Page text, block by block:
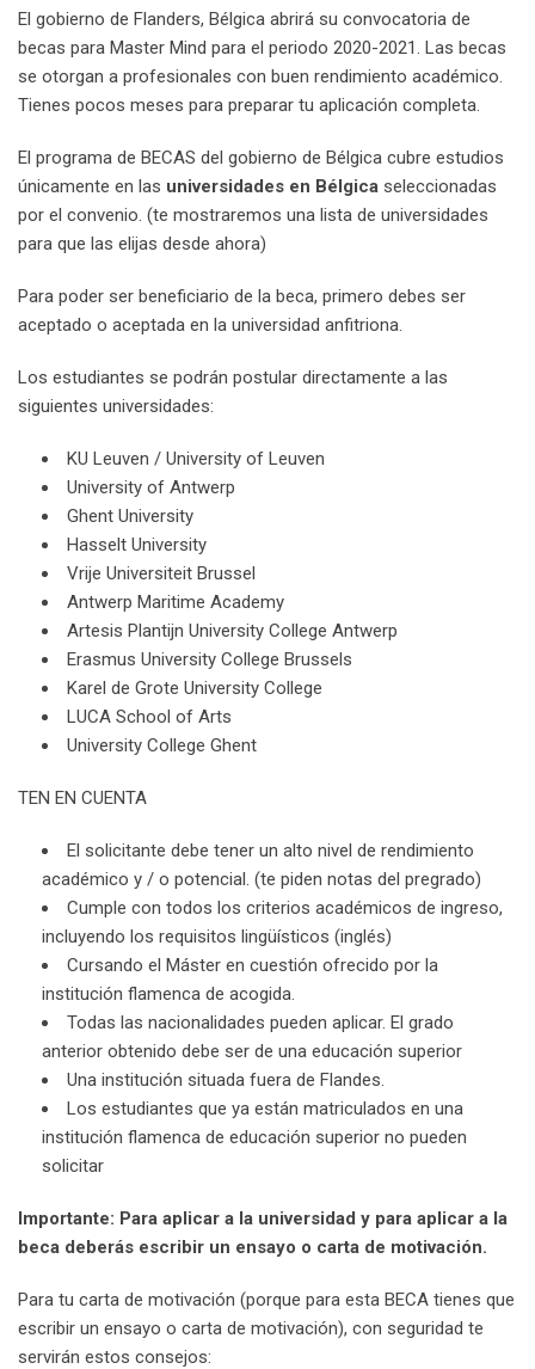
El gobierno de Flanders, Bélgica abrirá su convocatoria de
becas para Master Mind para el periodo 2020-2021. Las becas
se otorgan a profesionales con buen rendimiento académico.
Tienes pocos meses para preparar tu aplicación completa.
El programa de BECAS del gobierno de Bélgica cubre estudios
únicamente en las universidades en Bélgica seleccionadas
por el convenio. (te mostraremos una lista de universidades
para que las elijas desde ahora)
Para poder ser beneficiario de la beca, primero debes ser
aceptado o aceptada en la universidad anfitriona.
Los estudiantes se podrán postular directamente a las
siguientes universidades:
KU Leuven / University of Leuven
University of Antwerp
Ghent University
Hasselt University
Vrije Universiteit Brussel
Antwerp Maritime Academy
Artesis Plantijn University College Antwerp
Erasmus University College Brussels
Karel de Grote University College
LUCA School of Arts
University College Ghent
TEN EN CUENTA
El solicitante debe tener un alto nivel de rendimiento
académico y / o potencial. (te piden notas del pregrado)
Cumple con todos los criterios académicos de ingreso,
incluyendo los requisitos lingüísticos (inglés)
Cursando el Máster en cuestión ofrecido por la
institución flamenca de acogida.
Todas las nacionalidades pueden aplicar. El grado
anterior obtenido debe ser de una educación superior
Una institución situada fuera de Flandes.
Los estudiantes que ya están matriculados en una
institución flamenca de educación superior no pueden
solicitar
Importante: Para aplicar a la universidad y para aplicar a la
beca deberás escribir un ensayo o carta de motivación.
Para tu carta de motivación (porque para esta BECA tienes que
escribir un ensayo o carta de motivación), con seguridad te
servirán estos consejos: